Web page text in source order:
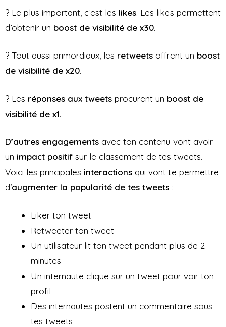
? Le plus important, c’est les likes. Les likes permettent
d’obtenir un boost de visibilité de x30.
? Tout aussi primordiaux, les retweets offrent un boost
de visibilité de x20.
? Les réponses aux tweets procurent un boost de
visibilité de x1.
D’autres engagements avec ton contenu vont avoir
un impact positif sur le classement de tes tweets.
Voici les principales interactions qui vont te permettre
d’augmenter la popularité de tes tweets :
Liker ton tweet
Retweeter ton tweet
Un utilisateur lit ton tweet pendant plus de 2
minutes
Un internaute clique sur un tweet pour voir ton
profil
Des internautes postent un commentaire sous
tes tweets